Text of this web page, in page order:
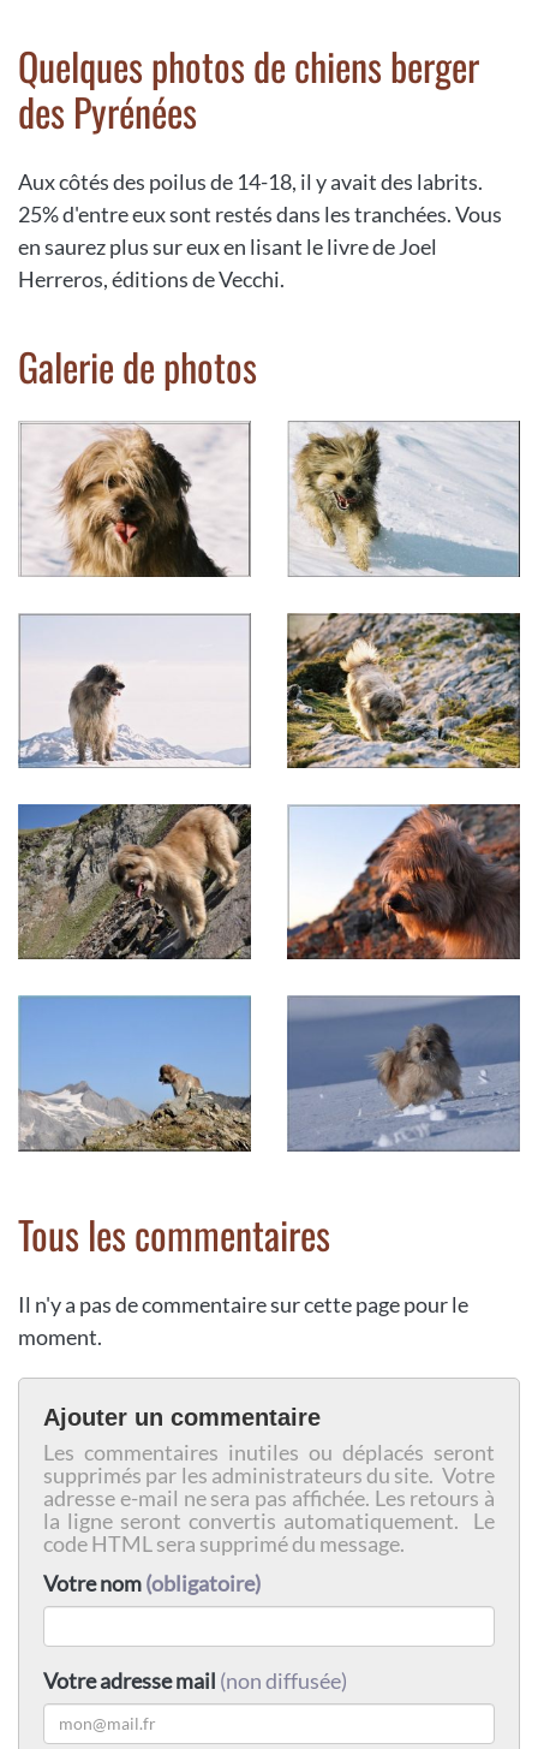
Quelques photos de chiens berger
des Pyrénées
Aux côtés des poilus de 14-18, il y avait des labrits.
25% d'entre eux sont restés dans les tranchées. Vous
en saurez plus sur eux en lisant le livre de Joel
Herreros, éditions de Vecchi.
Galerie de photos
Tous les commentaires
Il n'y a pas de commentaire sur cette page pour le
moment.
Ajouter un commentaire
Les commentaires inutiles ou déplacés seront
supprimés par les administrateurs du site. Votre
adresse e-mail ne sera pas affichée. Les retours à
la ligne seront convertis automatiquement. Le
code HTML sera supprimé du message.
Votre nom(obligatoire)
Votre adresse mail (non diffusée)